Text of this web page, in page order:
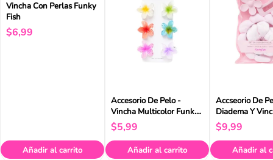
Vincha Con Perlas Funky
Fish
$6,99
Añadir al carrito
Accesorio De Pelo -
Vincha Multicolor Funky
Fish
$5,99
Añadir al carrito
Accseorio De
Diadema Y
Funky Fish
$9,99
Añadir al